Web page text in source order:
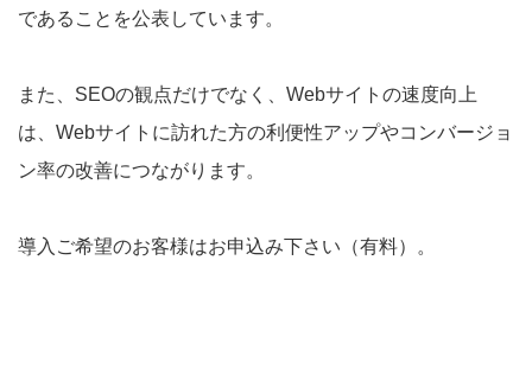
であることを公表しています。
また、SEOの観点だけでなく、Webサイトの速度向上
は、Webサイトに訪れた方の利便性アップやコンバージョ
ン率の改善につながります。
導入ご希望のお客様はお申込み下さい（有料）。